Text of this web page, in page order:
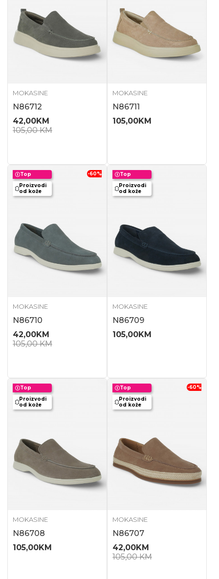
MOKASINE
N86712
42,00KM
105,00KM
MOKASINE
N86711
105,00KM
Top
Proizvodi
od kože
-60%
MOKASINE
N86710
42,00KM
105,00KM
Top
Proizvodi
od kože
MOKASINE
N86709
105,00KM
Top
Proizvodi
od kože
MOKASINE
N86708
105,00KM
Top
Proizvodi
od kože
-60%
MOKASINE
N86707
42,00KM
105,00KM